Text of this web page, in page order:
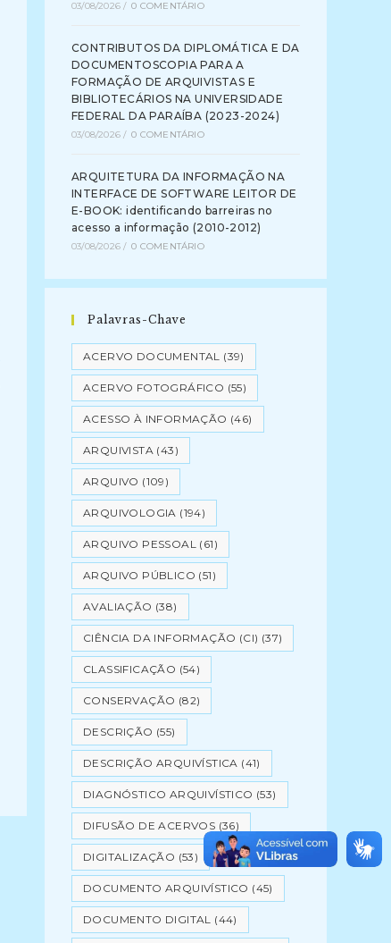
03/08/2026 / 0 COMENTÁRIO
CONTRIBUTOS DA DIPLOMÁTICA E DA
DOCUMENTOSCOPIA PARA A
FORMAÇÃO DE ARQUIVISTAS E
BIBLIOTECÁRIOS NA UNIVERSIDADE
FEDERAL DA PARAÍBA (2023-2024)
03/08/2026 / 0 COMENTÁRIO
ARQUITETURA DA INFORMAÇÃO NA
INTERFACE DE SOFTWARE LEITOR DE
E-BOOK: identificando barreiras no
acesso a informação (2010-2012)
03/08/2026 / 0 COMENTÁRIO
Palavras-Chave
ACERVO DOCUMENTAL (39)
ACERVO FOTOGRÁFICO (55)
ACESSO À INFORMAÇÃO (46)
ARQUIVISTA (43)
ARQUIVO (109)
ARQUIVOLOGIA (194)
ARQUIVO PESSOAL (61)
ARQUIVO PÚBLICO (51)
AVALIAÇÃO (38)
CIÊNCIA DA INFORMAÇÃO (CI) (37)
CLASSIFICAÇÃO (54)
CONSERVAÇÃO (82)
DESCRIÇÃO (55)
DESCRIÇÃO ARQUIVÍSTICA (41)
DIAGNÓSTICO ARQUIVÍSTICO (53)
DIFUSÃO DE ACERVOS (36)
DIGITALIZAÇÃO (53)
DOCUMENTO ARQUIVÍSTICO (45)
DOCUMENTO DIGITAL (44)